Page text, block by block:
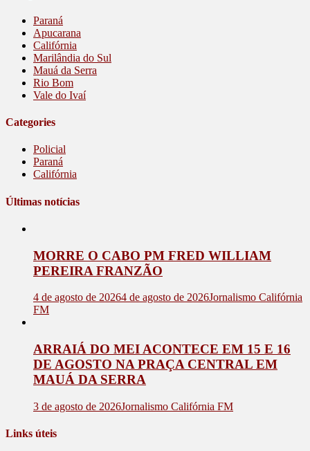
Paraná
Apucarana
Califórnia
Marilândia do Sul
Mauá da Serra
Rio Bom
Vale do Ivaí
Categories
Policial
Paraná
Califórnia
Últimas notícias
MORRE O CABO PM FRED WILLIAM
PEREIRA FRANZÃO
4 de agosto de 20264 de agosto de 2026Jornalismo Califórnia
FM
ARRAIÁ DO MEI ACONTECE EM 15 E 16
DE AGOSTO NA PRAÇA CENTRAL EM
MAUÁ DA SERRA
3 de agosto de 2026Jornalismo Califórnia FM
Links úteis